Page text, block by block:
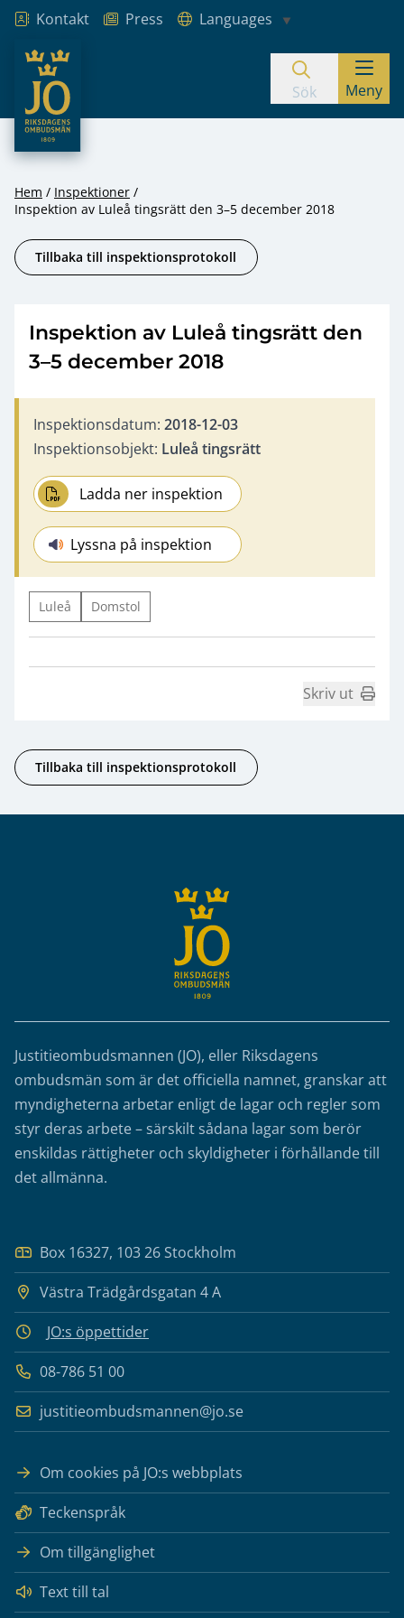
Hoppa till innehåll
Kontakt Press
Languages
JO – Riksdagens Ombudsmän
Sök Meny
Hem
Inspektioner
Inspektion av Luleå tingsrätt den 3–5 december 2018
Tillbaka till inspektionsprotokoll
Inspektion av Luleå tingsrätt den
3–5 december 2018
Inspektionsdatum: 2018-12-03
Inspektionsobjekt: Luleå tingsrätt
Ladda ner inspektion
Lyssna på inspektion
Luleå Domstol
Skriv ut
Tillbaka till inspektionsprotokoll
Justitieombudsmannen (JO), eller Riksdagens
ombudsmän som är det officiella namnet, granskar att
myndigheterna arbetar enligt de lagar och regler som
styr deras arbete – särskilt sådana lagar som berör
enskildas rättigheter och skyldigheter i förhållande till
det allmänna.
Box 16327, 103 26 Stockholm
Västra Trädgårdsgatan 4 A
JO:s öppettider
08-786 51 00
justitieombudsmannen@jo.se
Om cookies på JO:s webbplats
Teckenspråk
Om tillgänglighet
Text till tal